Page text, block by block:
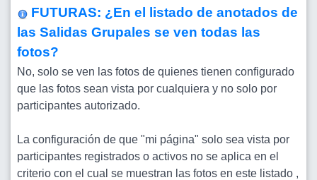
FUTURAS: ¿En el listado de anotados de
las Salidas Grupales se ven todas las
fotos?
No, solo se ven las fotos de quienes tienen configurado
que las fotos sean vista por cualquiera y no solo por
participantes autorizado.
La configuración de que "mi página" solo sea vista por
participantes registrados o activos no se aplica en el
criterio con el cual se muestran las fotos en este listado ,